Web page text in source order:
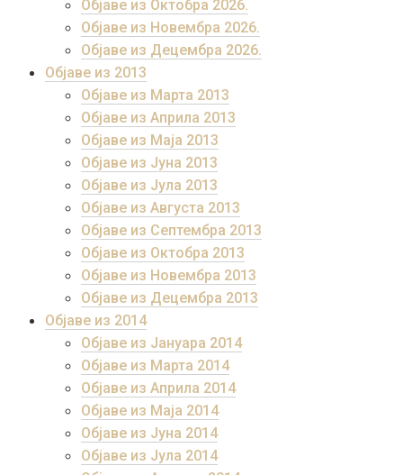
Објаве из Октобра 2026.
Објаве из Новембра 2026.
Објаве из Децембра 2026.
Објаве из 2013
Објаве из Марта 2013
Објаве из Априла 2013
Објаве из Маја 2013
Објаве из Јунa 2013
Објаве из Јула 2013
Објаве из Августа 2013
Објаве из Септембра 2013
Објаве из Октобра 2013
Објаве из Новембра 2013
Објаве из Децембра 2013
Објаве из 2014
Објаве из Јануара 2014
Објаве из Марта 2014
Објаве из Априла 2014
Објаве из Маја 2014
Објаве из Јуна 2014
Објаве из Јула 2014